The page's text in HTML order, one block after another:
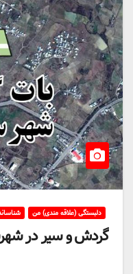
دلبستگی (علاقه مندی) من
گردش و سیر در